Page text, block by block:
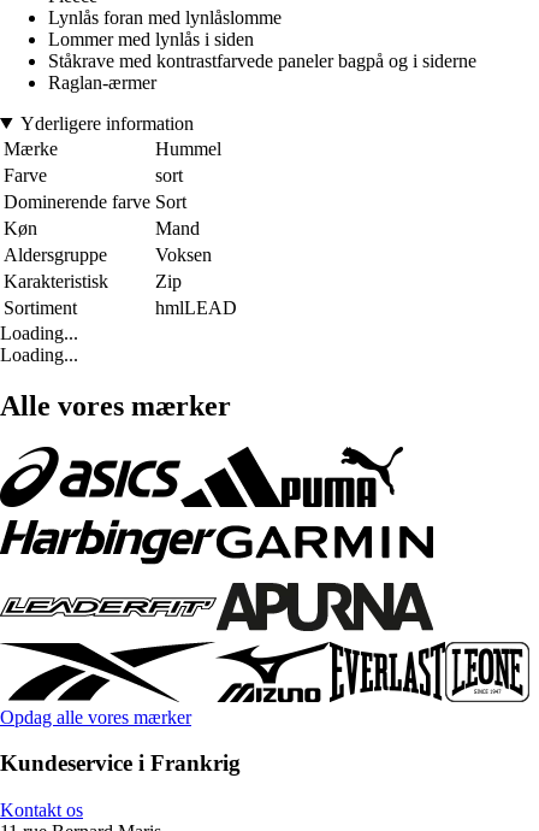
Lynlås foran med lynlåslomme
Lommer med lynlås i siden
Ståkrave med kontrastfarvede paneler bagpå og i siderne
Raglan-ærmer
Yderligere information
Mærke
Hummel
Farve
sort
Dominerende farve Sort
Køn
Mand
Aldersgruppe
Voksen
Karakteristisk
Zip
Sortiment
hmlLEAD
Loading...
Loading...
Alle vores mærker
Opdag alle vores mærker
Kundeservice i Frankrig
Kontakt os